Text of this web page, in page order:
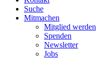
Suche
Mitmachen
Mitglied werden
Spenden
Newsletter
Jobs